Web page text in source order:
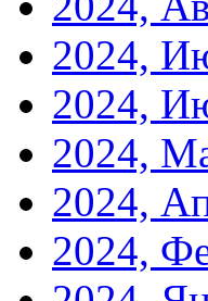
2024,
2024,
2024,
2024,
2024,